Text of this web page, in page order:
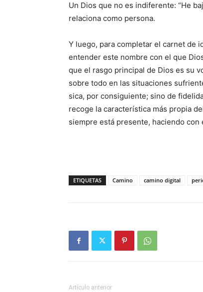
Un Dios que no es indiferente: “He
relaciona como persona.
Y luego, para completar el carnet de
entender este nombre con el que
que el rasgo principal de Dios es su
sobre todo en las situaciones
sica, por consiguiente; sino de
recoge la caracterís­tica más propia
siempre está presente, haciendo
ETIQUETAS Camino camino digital
Artículo anterior